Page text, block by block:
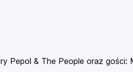
Pepol & The People oraz gości: